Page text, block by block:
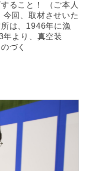
ること！ （ご本人
回、取材させいた
は、1946年に漁
年より、真空装
づく